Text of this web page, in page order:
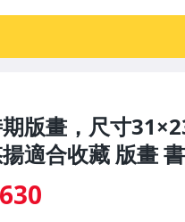
版畫，尺寸
適合收藏 版畫